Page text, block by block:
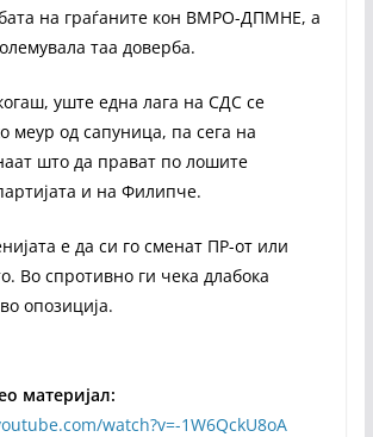
на граѓаните кон ВМРО-ДПМНЕ, а
таа доверба.
уште една лага на СДС се
меур од сапуница, па сега на
што да прават по лошите
и на Филипче.
е да си го сменат ПР-от или
Во спротивно ги чека длабока
опозиција.
материјал:
watch?v=-1W6QckU8oA